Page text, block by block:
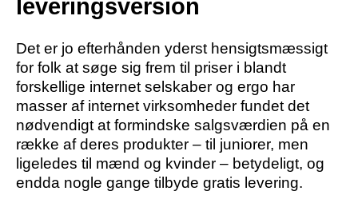
leveringsversion
Det er jo efterhånden yderst hensigtsmæssigt
for folk at søge sig frem til priser i blandt
forskellige internet selskaber og ergo har
masser af internet virksomheder fundet det
nødvendigt at formindske salgsværdien på en
række af deres produkter – til juniorer, men
ligeledes til mænd og kvinder – betydeligt, og
endda nogle gange tilbyde gratis levering.